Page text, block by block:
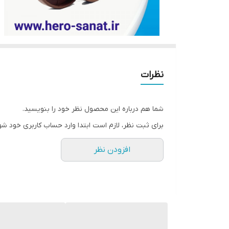
نظرات
شما هم درباره این محصول نظر خود را بنویسید.
برای ثبت نظر، لازم است ابتدا وارد حساب کاربری خود
افزودن نظر